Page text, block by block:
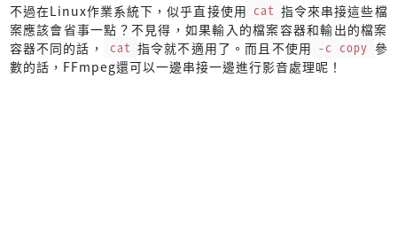
不過在Linux作業系統下，似乎直接使用 cat 指令來串接這些檔
案應該會省事一點？不見得，如果輸入的檔案容器和輸出的檔案
容器不同的話，
cat 指令就不適用了。而且不使用 -c copy 參
數的話，FFmpeg還可以一邊串接一邊進行影音處理呢！